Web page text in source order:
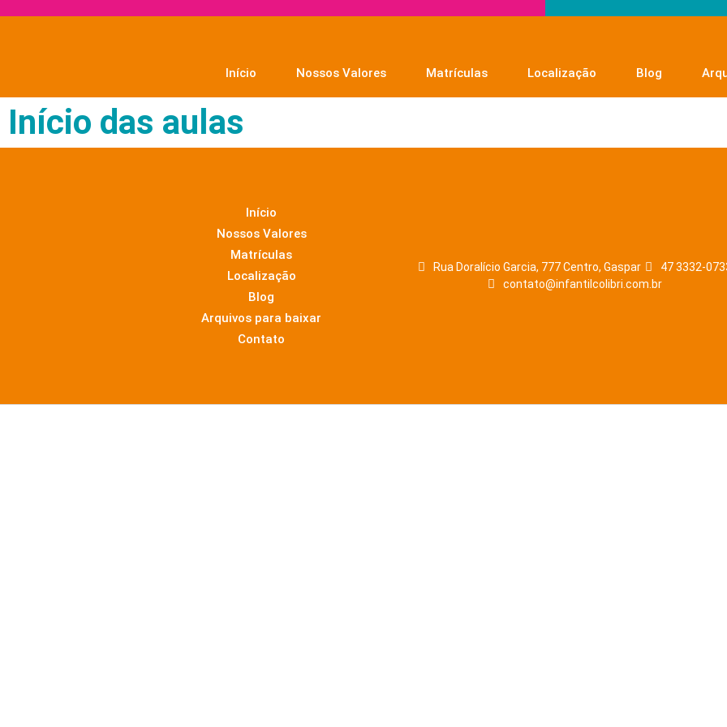
Início Nossos Valores Matrículas Localização Blog
Início das aulas
Início
Nossos Valores
Matrículas
Localização
Blog
Arquivos para baixar
Contato
Rua Doralício Garcia, 777 Centro, Gaspar
47 3332-
contato@infantilcolibri.com.br